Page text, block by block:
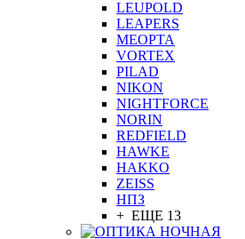
LEUPOLD
LEAPERS
MEOPTA
VORTEX
PILAD
NIKON
NIGHTFORCE
NORIN
REDFIELD
HAWKE
HAKKO
ZEISS
НПЗ
+ ЕЩЕ 13